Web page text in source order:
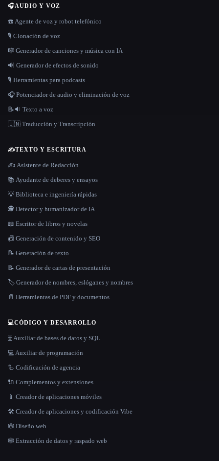
🎧AUDIO Y VOZ
☎️ Agente de voz y robot telefónico
🎙️ Clonación de voz
🎼 Generador de canciones y música con IA
🔊 Generador de efectos de sonido
🎙️ Herramientas para podcasts
🎧 Potenciador de audio y eliminación de voz
📝🔉 Texto a voz
🇺🇳 Traducción y Transcripción
✍️TEXTO Y ESCRITURA
✍️ Asistente de Redacción
📚 Ayudante de deberes y ensayos
💡 Biblioteca e ingeniería rápidas
🕵️ Detector y humanizador de IA
📖 Escritor de libros y novelas
📠 Generación de contenido y SEO
📝 Generación de texto
📝 Generador de cartas de presentación
🏷️ Generador de nombres, eslóganes y nombres
📄 Herramientas de PDF y documentos
💻CÓDIGO Y DESARROLLO
🗄️ Auxiliar de bases de datos y SQL
💻 Auxiliar de programación
🦾 Codificación de agencia
🔌 Complementos y extensiones
📱 Creador de aplicaciones móviles
🛠️ Creador de aplicaciones y codificación Vibe
🕸 Diseño web
🕸️ Extracción de datos y raspado web